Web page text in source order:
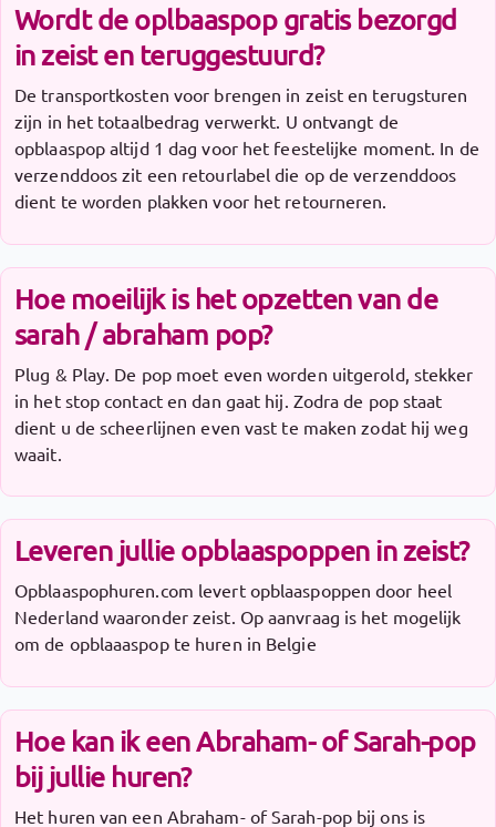
Wordt de oplbaaspop gratis bezorgd
in zeist en teruggestuurd?
De transportkosten voor brengen in zeist en terugsturen
zijn in het totaalbedrag verwerkt. U ontvangt de
opblaaspop altijd 1 dag voor het feestelijke moment. In de
verzenddoos zit een retourlabel die op de verzenddoos
dient te worden plakken voor het retourneren.
Hoe moeilijk is het opzetten van de
sarah / abraham pop?
Plug & Play. De pop moet even worden uitgerold, stekker
in het stop contact en dan gaat hij. Zodra de pop staat
dient u de scheerlijnen even vast te maken zodat hij weg
waait.
Leveren jullie opblaaspoppen in zeist?
Opblaaspophuren.com levert opblaaspoppen door heel
Nederland waaronder zeist. Op aanvraag is het mogelijk
om de opblaaaspop te huren in Belgie
Hoe kan ik een Abraham- of Sarah-pop
bij jullie huren?
Het huren van een Abraham- of Sarah-pop bij ons is